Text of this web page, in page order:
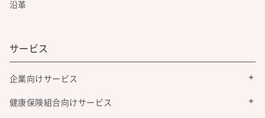
沿革
サービス
企業向けサービス
健康保険組合向けサービス